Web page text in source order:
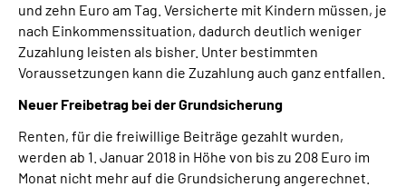
und zehn Euro am Tag. Versicherte mit Kindern müssen, je
nach Einkommenssituation, dadurch deutlich weniger
Zuzahlung leisten als bisher. Unter bestimmten
Voraussetzungen kann die Zuzahlung auch ganz entfallen.
Neuer Freibetrag bei der Grundsicherung
Renten, für die freiwillige Beiträge gezahlt wurden,
werden ab 1. Januar 2018 in Höhe von bis zu 208 Euro im
Monat nicht mehr auf die Grundsicherung angerechnet.